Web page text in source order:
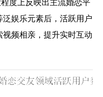
度上反映出主流婚恋平
娱乐元素后，活跃用户
频相亲，提升实时互动